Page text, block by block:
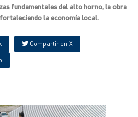
fundamentales del alto horno, la obra
la economía local.
Compartir en X